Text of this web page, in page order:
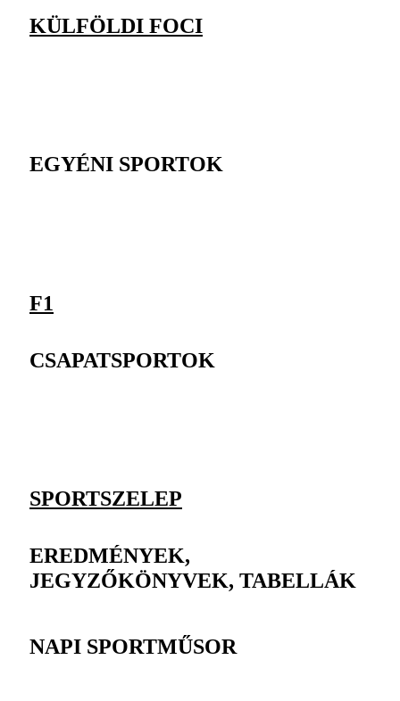
KÜLFÖLDI FOCI
EGYÉNI SPORTOK
F1
CSAPATSPORTOK
SPORTSZELEP
EREDMÉNYEK,
JEGYZŐKÖNYVEK, TABELLÁK
NAPI SPORTMŰSOR